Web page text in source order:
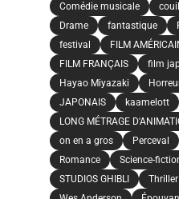
Comédie musicale
Drame
fantastique
festival
FILM
FILM FRANÇAIS
film
Hayao Miyazaki
JAPONAIS
kaamelott
LONG MÉTRAGE
on en a gros
Perceval
Romance
Science-
STUDIOS GHIBLI
Thriller